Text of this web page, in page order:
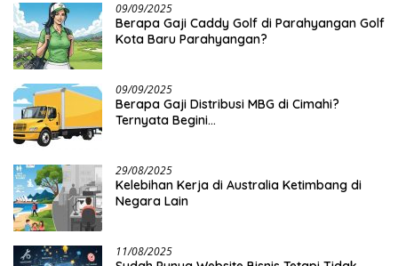
09/09/2025
Berapa Gaji Caddy Golf di Parahyangan Golf
Kota Baru Parahyangan?
09/09/2025
Berapa Gaji Distribusi MBG di Cimahi?
Ternyata Begini…
29/08/2025
Kelebihan Kerja di Australia Ketimbang di
Negara Lain
11/08/2025